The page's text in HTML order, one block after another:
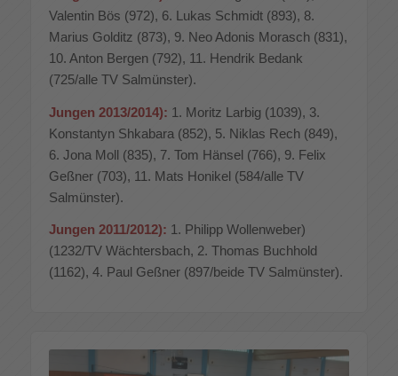
Valentin Bös (972), 6. Lukas Schmidt (893), 8.
Marius Golditz (873), 9. Neo Adonis Morasch (831),
10. Anton Bergen (792), 11. Hendrik Bedank
(725/alle TV Salmünster).
Jungen 2013/2014): 1. Moritz Larbig (1039), 3.
Konstantyn Shkabara (852), 5. Niklas Rech (849),
6. Jona Moll (835), 7. Tom Hänsel (766), 9. Felix
Geßner (703), 11. Mats Honikel (584/alle TV
Salmünster).
Jungen 2011/2012): 1. Philipp Wollenweber)
(1232/TV Wächtersbach, 2. Thomas Buchhold
(1162), 4. Paul Geßner (897/beide TV Salmünster).